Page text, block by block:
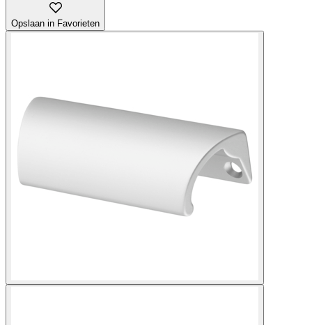
Opslaan in Favorieten